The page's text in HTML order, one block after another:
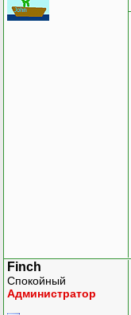
Finch
Спокойный
Администратор